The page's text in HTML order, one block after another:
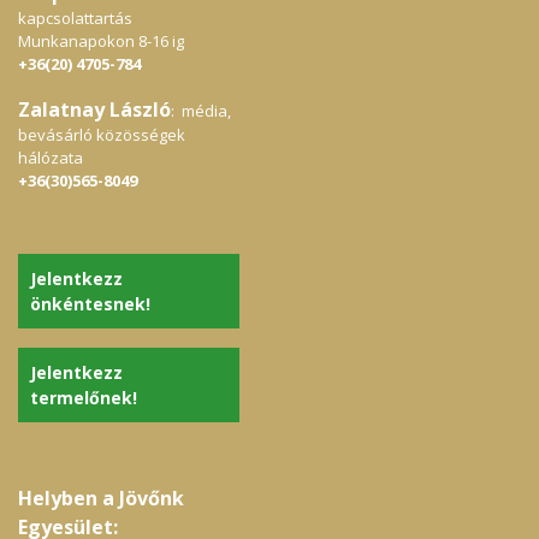
is. Mit tartalmaz az SLS mentes
Rozmaring natúr sampon? A shea vaj,
hidegen sajtolt napraforgó
olaj, ricinusolaj és lenmagolaj mellett még
az ápoló hatás fokozásáért. Ez az SLS
mentes natúr sampon aloe verát és
panthenolt,grapefruit mag olajat,óriási
rozmaringkivonatot is tartalmaz, hogy
élősködőket, fájdalomcsillapító, hámosító.
Amellett hogy tökéletesen tisztít,ápolja
protein is került samponjainkba,így hajunk
már az első mosás után is
tisztítóhatásért és a habzásért felelősek.
Ezek a tenzidek növényi eredetűek,
kókuszolajból és cukorból készülnek. Jól
kapcsolattartás
Munkanapokon 8-16 ig
+36(20) 4705-784
Zalatnay László: média,
bevásárló közösségek
hálózata
+36(30)565-8049
Jelentkezz
önkéntesnek!
Jelentkezz
termelőnek!
Helyben a Jövőnk
Egyesület: